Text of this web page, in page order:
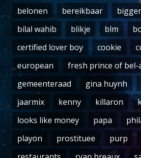
belonen
bereikbaar
bilal wahib
blikje blm
certified lover boy
cookie
european
fresh prince of bel-
gemeenteraad
gina huynh
jaarmix
kenny killaron
looks like money
papa
playon
prostituee purp